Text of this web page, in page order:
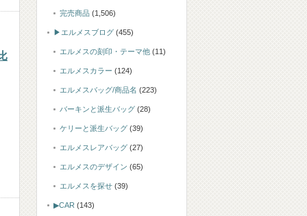
完売商品 (1,506)
▶エルメスブログ (455)
エルメスの刻印・テーマ他 (11)
エルメスカラー (124)
エルメスバッグ/商品名 (223)
バーキンと派生バッグ (28)
ケリーと派生バッグ (39)
エルメスレアバッグ (27)
エルメスのデザイン (65)
エルメスを探せ (39)
▶CAR (143)